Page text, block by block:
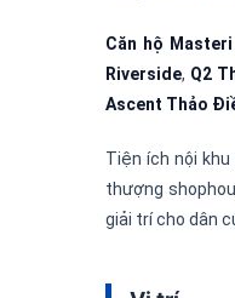
Căn hộ Masteri
Riverside, Q2
Ascent Thảo
Tiện ích nội
thượng
giải trí cho dân